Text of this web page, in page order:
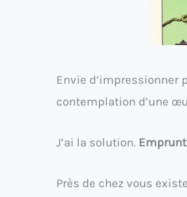
Envie d’impressionner
contemplation d’une
J’ai la solution.
Près de chez vous